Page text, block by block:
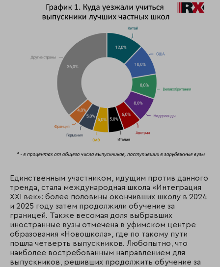
Единственным участником, идущим против данного
тренда, стала международная школа «Интеграция
XXI век»: более половины окончивших школу в 2024
и 2025 году затем продолжили обучение за
границей. Также весомая доля выбравших
иностранные вузы отмечена в уфимском центре
образования «Новошкола», где по такому пути
пошла четверть выпускников. Любопытно, что
наиболее востребованным направлением для
выпускников, решивших продолжить обучение за